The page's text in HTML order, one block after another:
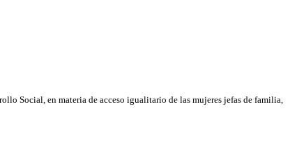
Social, en materia de acceso igualitario de las mujeres jefas de familia,